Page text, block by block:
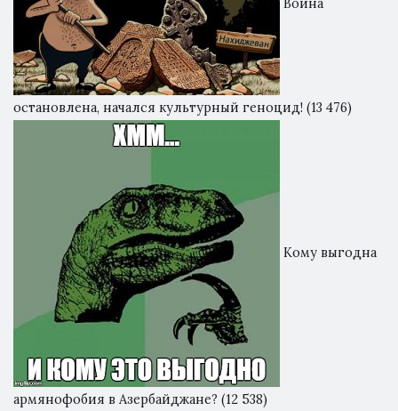
остановлена, начался культурный геноцид! (13 476)
Кому выгодна
армянофобия в Азербайджане? (12 538)